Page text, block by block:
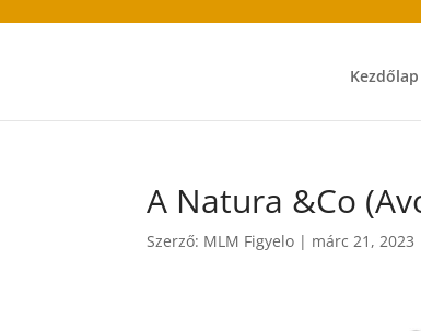
Kezdőlap
A Natura &Co
Szerző: MLM Figyelo | márc 21, 2023